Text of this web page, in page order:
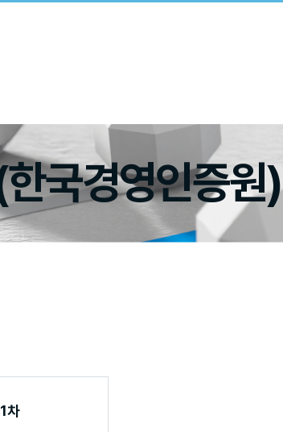
국경영인증원)
차